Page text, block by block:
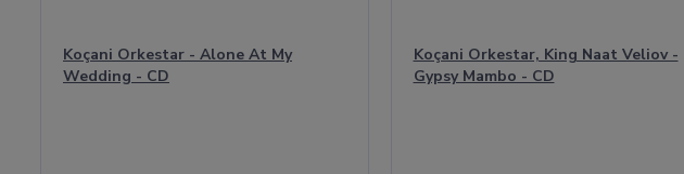
Koçani Orkestar - Alone At My
Wedding - CD
Koçani Orkestar, King Naat Veliov -
Gypsy Mambo - CD